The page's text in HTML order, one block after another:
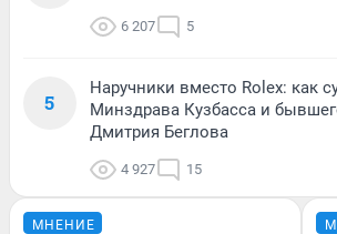
6 207 5
5
Наручники вместо Rolex: как
Минздрава Кузбасса и
Дмитрия Беглова
4 927 15
МНЕНИЕ